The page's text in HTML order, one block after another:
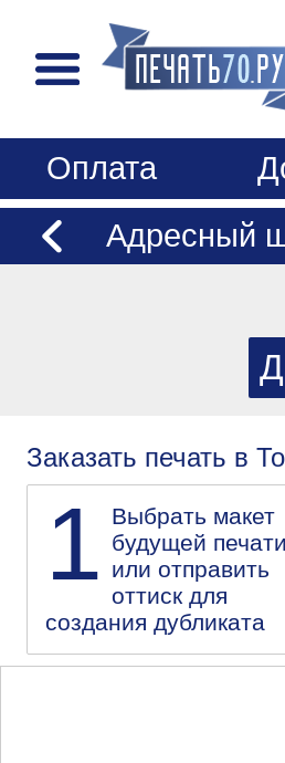
Оплата
Адресный
Заказать печать в
1 Выбрать макет
будущей печати
или отправить
оттиск для
создания дубликата